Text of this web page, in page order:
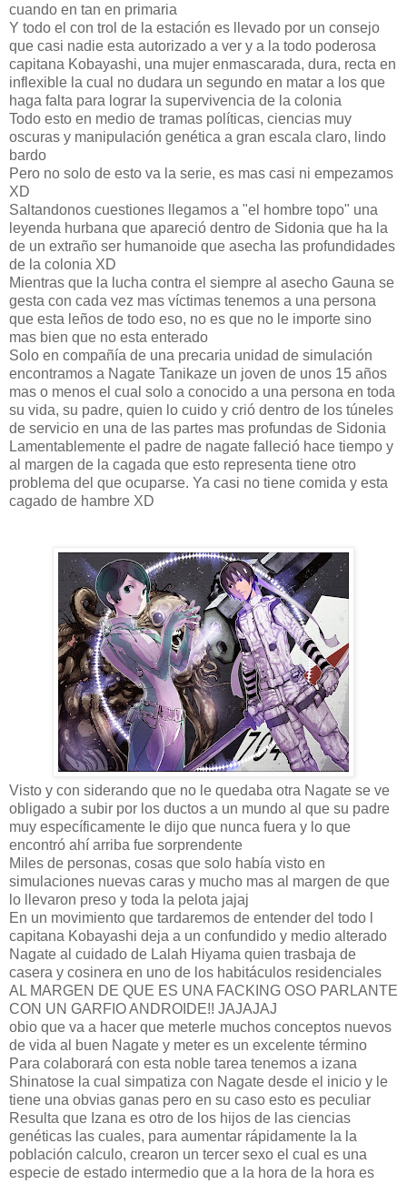
cuando en tan en primaria
Y todo el con trol de la estación es llevado por un consejo
que casi nadie esta autorizado a ver y a la todo poderosa
capitana Kobayashi, una mujer enmascarada, dura, recta en
inflexible la cual no dudara un segundo en matar a los que
haga falta para lograr la supervivencia de la colonia
Todo esto en medio de tramas políticas, ciencias muy
oscuras y manipulación genética a gran escala claro, lindo
bardo
Pero no solo de esto va la serie, es mas casi ni empezamos
XD
Saltandonos cuestiones llegamos a "el hombre topo" una
leyenda hurbana que apareció dentro de Sidonia que ha la
de un extraño ser humanoide que asecha las profundidades
de la colonia XD
Mientras que la lucha contra el siempre al asecho Gauna se
gesta con cada vez mas víctimas tenemos a una persona
que esta leños de todo eso, no es que no le importe sino
mas bien que no esta enterado
Solo en compañía de una precaria unidad de simulación
encontramos a Nagate Tanikaze un joven de unos 15 años
mas o menos el cual solo a conocido a una persona en toda
su vida, su padre, quien lo cuido y crió dentro de los túneles
de servicio en una de las partes mas profundas de Sidonia
Lamentablemente el padre de nagate falleció hace tiempo y
al margen de la cagada que esto representa tiene otro
problema del que ocuparse. Ya casi no tiene comida y esta
cagado de hambre XD
Visto y con siderando que no le quedaba otra Nagate se ve
obligado a subir por los ductos a un mundo al que su padre
muy específicamente le dijo que nunca fuera y lo que
encontró ahí arriba fue sorprendente
Miles de personas, cosas que solo había visto en
simulaciones nuevas caras y mucho mas al margen de que
lo llevaron preso y toda la pelota jajaj
En un movimiento que tardaremos de entender del todo l
capitana Kobayashi deja a un confundido y medio alterado
Nagate al cuidado de Lalah Hiyama quien trasbaja de
casera y cosinera en uno de los habitáculos residenciales
AL MARGEN DE QUE ES UNA FACKING OSO PARLANTE
CON UN GARFIO ANDROIDE!! JAJAJAJ
obio que va a hacer que meterle muchos conceptos nuevos
de vida al buen Nagate y meter es un excelente término
Para colaborará con esta noble tarea tenemos a izana
Shinatose la cual simpatiza con Nagate desde el inicio y le
tiene una obvias ganas pero en su caso esto es peculiar
Resulta que Izana es otro de los hijos de las ciencias
genéticas las cuales, para aumentar rápidamente la la
población calculo, crearon un tercer sexo el cual es una
especie de estado intermedio que a la hora de la hora es